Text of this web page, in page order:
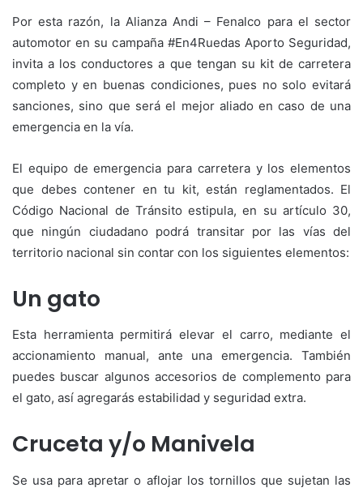
Por esta razón, la Alianza Andi – Fenalco para el sector
automotor en su campaña #En4Ruedas Aporto Seguridad,
invita a los conductores a que tengan su kit de carretera
completo y en buenas condiciones, pues no solo evitará
sanciones, sino que será el mejor aliado en caso de una
emergencia en la vía.
El equipo de emergencia para carretera y los elementos
que debes contener en tu kit, están reglamentados. El
Código Nacional de Tránsito estipula, en su artículo 30,
que ningún ciudadano podrá transitar por las vías del
territorio nacional sin contar con los siguientes elementos:
Un gato
Esta herramienta permitirá elevar el carro, mediante el
accionamiento manual, ante una emergencia. También
puedes buscar algunos accesorios de complemento para
el gato, así agregarás estabilidad y seguridad extra.
Cruceta y/o Manivela
Se usa para apretar o aflojar los tornillos que sujetan las